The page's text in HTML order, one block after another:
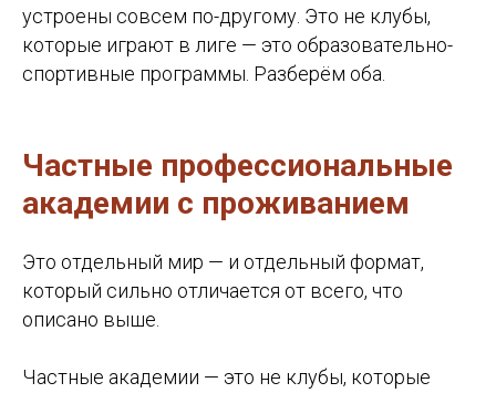
устроены совсем по-другому. Это не клубы,
которые играют в лиге — это образовательно-
спортивные программы. Разберём оба.
Частные профессиональные
академии с проживанием
Это отдельный мир — и отдельный формат,
который сильно отличается от всего, что
описано выше.
Частные академии — это не клубы, которые